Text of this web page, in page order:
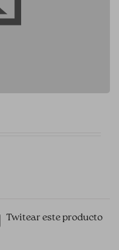
Twitear este producto